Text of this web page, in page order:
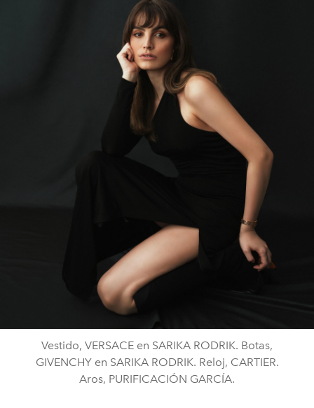
Vestido, VERSACE en SARIKA RODRIK. Botas,
GIVENCHY en SARIKA RODRIK. Reloj, CARTIER.
Aros, PURIFICACIÓN GARCÍA.